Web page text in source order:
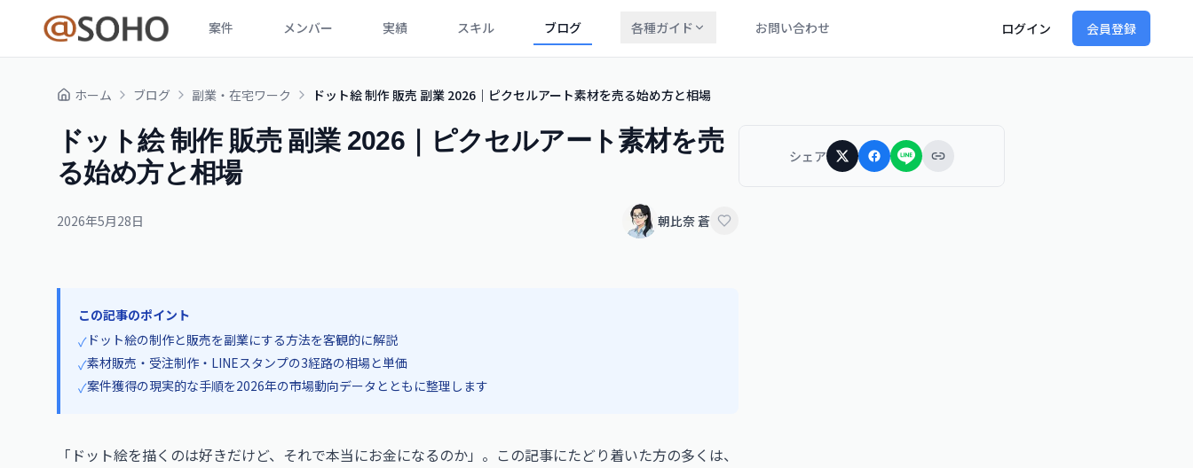
案件 メンバー 実績 スキル ブログ 各種ガイド お問い合わせ ログイン 会員登録
ホーム ブログ 副業・在宅ワーク ドット絵 制作 販売 副業 2026｜ピクセルアート素材を売る始め方と相場
ドット絵 制作 販売 副業 2026｜ピクセルアート素材を売
る始め方と相場
2026年5月28日 朝比奈 蒼
この記事のポイント
✓ ドット絵の制作と販売を副業にする方法を客観的に解説
✓素材販売・受注制作・LINEスタンプの3経路の相場と単価
✓案件獲得の現実的な手順を2026年の市場動向データとともに整理します
「ドット絵を描くのは好きだけど、それで本当にお金になるのか」。この記事にたどり着いた方の多くは、
シェア